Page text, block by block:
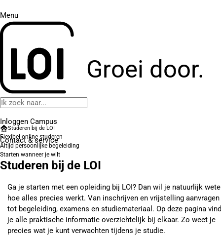
Menu
Groei door.
Inloggen Campus
Contact& service
Studeren bij de LOI
Flexibel online studeren
Altijd persoonlijke begeleiding
Starten wanneer je wilt
Studeren bij de LOI
Ga je starten met een opleiding bij LOI? Dan wil je natuurlijk
hoe alles precies werkt. Van inschrijven en vrijstelling aanvragen
tot begeleiding, examens en studiemateriaal. Op deze pagina vind
je alle praktische informatie overzichtelijk bij elkaar. Zo weet je
precies wat je kunt verwachten tijdens je studie.